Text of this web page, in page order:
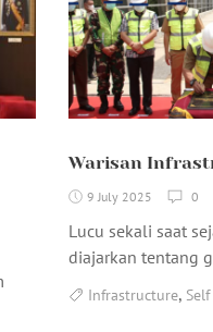
Warisan
9 July 2025 0
Lucu sekali saat
diajarkan tentang
Infrastructure,